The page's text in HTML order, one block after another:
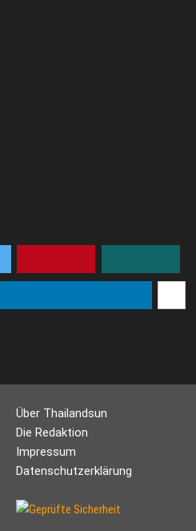
Über Thailandsun
Die Redaktion
Impressum
Datenschutzerklärung